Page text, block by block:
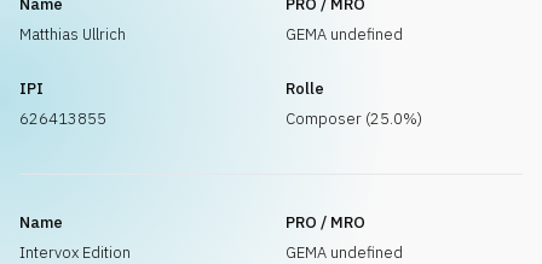
Name
Matthias Ullrich
PRO / MRO
GEMA undefined
IPI
626413855
Rolle
Composer (25.0%)
Name
Intervox Edition
PRO / MRO
GEMA undefined